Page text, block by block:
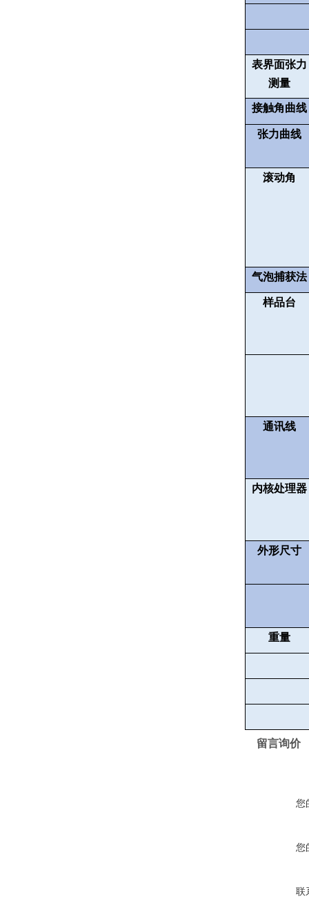
表界面张力
测量
接触角曲线
张力曲线
滚动角
气泡捕获法
样品台
通讯线
内核处理器
外形尺寸
重量
留言询价
您
您
联